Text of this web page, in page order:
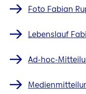
Foto Fabian
Lebenslauf
Ad-hoc-